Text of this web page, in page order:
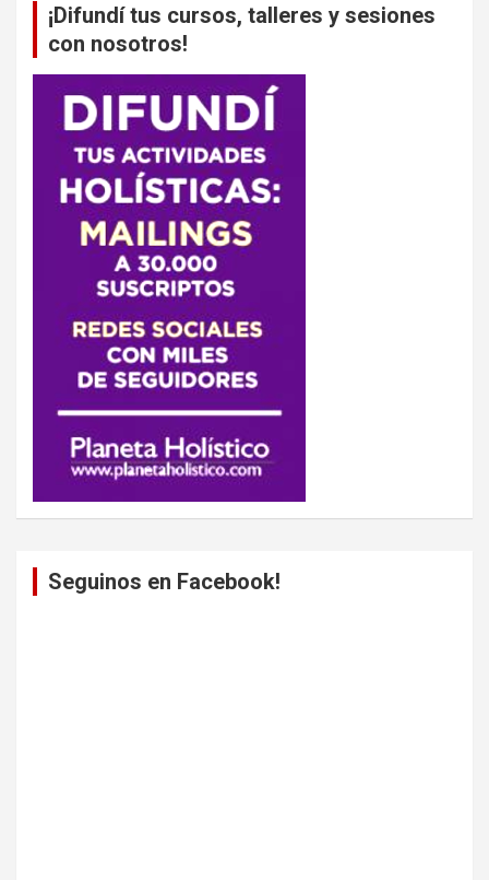
¡Difundí tus cursos, talleres y sesiones
con nosotros!
Seguinos en Facebook!